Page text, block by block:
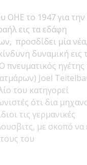
ΟΗΕ το 1947 για
εις τα εδάφη
προσδίδει μία νέα,
δυναμική εις
πνευματικός
Joel
του κατηγορεί
ότι δια
τις γερμανικές
με σκοπό
του